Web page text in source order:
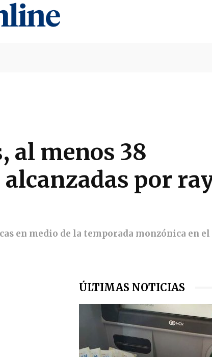
al menos 38
por
en medio de la temporada monzónica en el
ÚLTIMAS NOTICIAS